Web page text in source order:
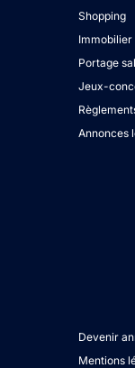
Shopping
Immobilier
Portage
Jeux-
Annonces
Devenir
Mentions